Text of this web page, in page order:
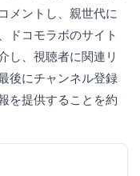
メントし、親世代に
ドコモラボのサイト
し、視聴者に関連リ
後にチャンネル登録
を提供することを約